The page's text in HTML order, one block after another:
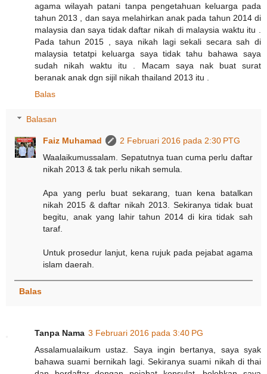
agama wilayah patani tanpa pengetahuan keluarga pada
tahun 2013 , dan saya melahirkan anak pada tahun 2014 di
malaysia dan saya tidak daftar nikah di malaysia waktu itu .
Pada tahun 2015 , saya nikah lagi sekali secara sah di
malaysia tetatpi keluarga saya tidak tahu bahawa saya
sudah nikah waktu itu . Macam saya nak buat surat
beranak anak dgn sijil nikah thailand 2013 itu .
Balas
Balasan
Faiz Muhamad
2 Februari 2016 pada 2:30 PTG
Waalaikumussalam. Sepatutnya tuan cuma perlu daftar
nikah 2013 & tak perlu nikah semula.
Apa yang perlu buat sekarang, tuan kena batalkan
nikah 2015 & daftar nikah 2013. Sekiranya tidak buat
begitu, anak yang lahir tahun 2014 di kira tidak sah
taraf.
Untuk prosedur lanjut, kena rujuk pada pejabat agama
islam daerah.
Balas
Tanpa Nama 3 Februari 2016 pada 3:40 PG
Assalamualaikum ustaz. Saya ingin bertanya, saya syak
bahawa suami bernikah lagi. Sekiranya suami nikah di thai